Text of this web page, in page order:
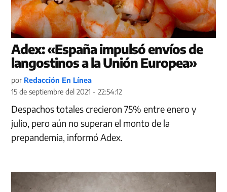
Adex: «España impulsó envíos de
langostinos a la Unión Europea»
por Redacción En Línea
15 de septiembre del 2021 - 22:54:12
Despachos totales crecieron 75% entre enero y
julio, pero aún no superan el monto de la
prepandemia, informó Adex.